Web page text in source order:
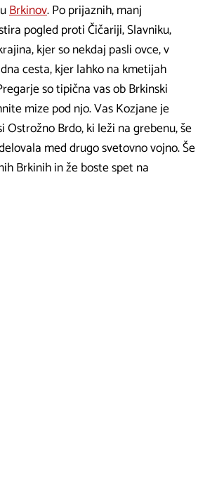
Brkinov. Po prijaznih, manj
pogled proti Čičariji, Slavniku,
kjer so nekdaj pasli ovce, v
cesta, kjer lahko na kmetijah
so tipična vas ob Brkinski
mize pod njo. Vas Kozjane je
Ostrožno Brdo, ki leži na grebenu, še
med drugo svetovno vojno. Še
Brkinih in že boste spet na